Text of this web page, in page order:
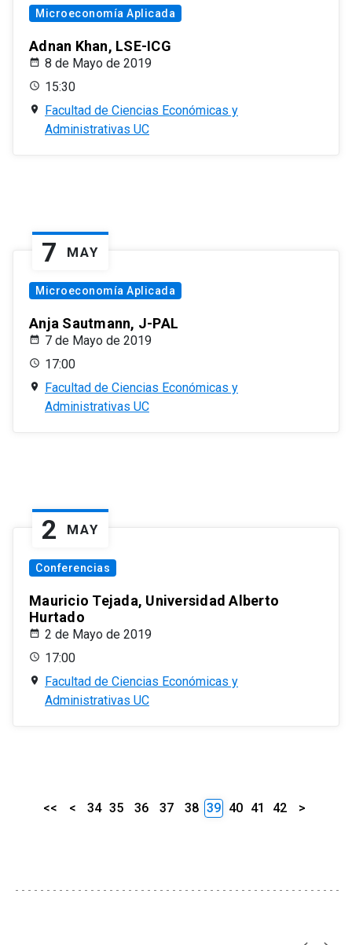
Microeconomía Aplicada
Adnan Khan, LSE-ICG
8 de Mayo de 2019
15:30
Facultad de Ciencias Económicas y
Administrativas UC
7 MAY
Microeconomía Aplicada
Anja Sautmann, J-PAL
7 de Mayo de 2019
17:00
Facultad de Ciencias Económicas y
Administrativas UC
2 MAY
Conferencias
Mauricio Tejada, Universidad Alberto
Hurtado
2 de Mayo de 2019
17:00
Facultad de Ciencias Económicas y
Administrativas UC
<< < 34 35 36 37 38 39 40 41 42 >